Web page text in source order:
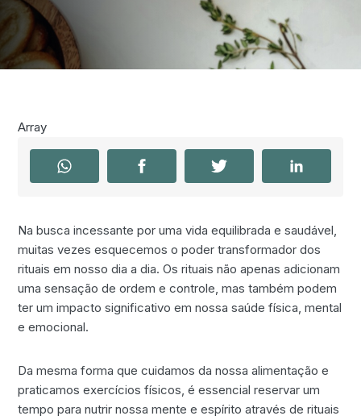
Array
Na busca incessante por uma vida equilibrada e saudável,
muitas vezes esquecemos o poder transformador dos
rituais em nosso dia a dia. Os rituais não apenas adicionam
uma sensação de ordem e controle, mas também podem
ter um impacto significativo em nossa saúde física, mental
e emocional.
Da mesma forma que cuidamos da nossa alimentação e
praticamos exercícios físicos, é essencial reservar um
tempo para nutrir nossa mente e espírito através de rituais